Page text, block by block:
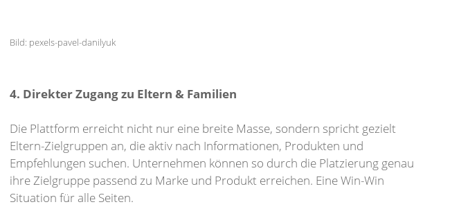
Bild: pexels-pavel-danilyuk
4. Direkter Zugang zu Eltern & Familien
Die Plattform erreicht nicht nur eine breite Masse, sondern spricht gezielt
Eltern-Zielgruppen an, die aktiv nach Informationen, Produkten und
Empfehlungen suchen. Unternehmen können so durch die Platzierung genau
ihre Zielgruppe passend zu Marke und Produkt erreichen. Eine Win-Win
Situation für alle Seiten.